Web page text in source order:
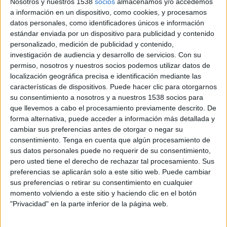
a información en un dispositivo, como cookies, y procesamos
datos personales, como identificadores únicos e información
estándar enviada por un dispositivo para publicidad y contenido
personalizado, medición de publicidad y contenido,
investigación de audiencia y desarrollo de servicios. Con su
permiso, nosotros y nuestros socios podemos utilizar datos de
localización geográfica precisa e identificación mediante las
características de dispositivos. Puede hacer clic para otorgarnos
su consentimiento a nosotros y a nuestros 1538 socios para
que llevemos a cabo el procesamiento previamente descrito. De
forma alternativa, puede acceder a información más detallada y
cambiar sus preferencias antes de otorgar o negar su
consentimiento. Tenga en cuenta que algún procesamiento de
sus datos personales puede no requerir de su consentimiento,
pero usted tiene el derecho de rechazar tal procesamiento. Sus
preferencias se aplicarán solo a este sitio web. Puede cambiar
sus preferencias o retirar su consentimiento en cualquier
momento volviendo a este sitio y haciendo clic en el botón
"Privacidad" en la parte inferior de la página web.
Derry City Women
Larne Ladies FC
DAZN (Míralo en vivo)
Viernes, 12/6/2026
16:00 Women's Premiership
Cliftonville Women
Glentoran Women
DAZN (Míralo en vivo)
Viernes, 15/5/2026
Women's Premiership